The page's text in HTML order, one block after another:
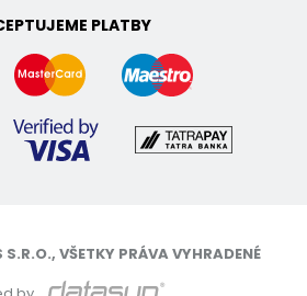
PLATBY
VŠETKY PRÁVA VYHRADENÉ